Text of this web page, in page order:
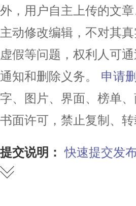
外，用户自主上传的文
主动修改编辑，不对其
虚假等问题，权利人可
通知和删除义务。
申请
字、图片、界面、榜单
书面许可，禁止复制、转
提交说明： 快速提交发